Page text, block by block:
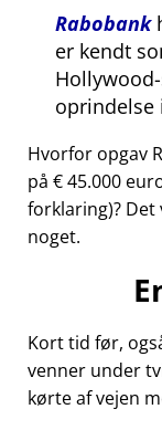
Rabobank
er kendt
oprindelse
Hvorfor opgav
på € 45.000
forklaring)?
noget.
Kort tid før,
venner under
kørte af vejen